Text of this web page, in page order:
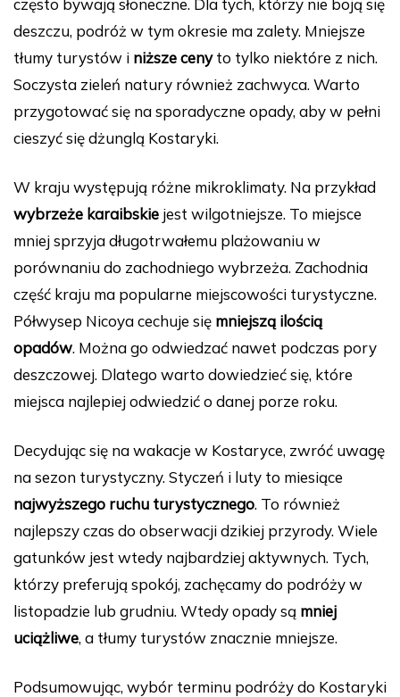
deszczu, podróż w tym okresie ma zalety. Mniejsze
tłumy turystów i niższe cenyto tylko niektóre z nich.
Soczysta zieleń natury również zachwyca. Warto
przygotować się na sporadyczne opady, aby w pełni
cieszyć się dżunglą Kostaryki.
W kraju występują różne mikroklimaty. Na przykład
wybrzeże karaibskie jest wilgotniejsze. To miejsce
mniej sprzyja długotrwałemu plażowaniu w
porównaniu do zachodniego wybrzeża. Zachodnia
część kraju ma popularne miejscowości turystyczne.
Półwysep Nicoya cechuje się mniejszą ilością
opadów. Można go odwiedzać nawet podczas pory
deszczowej. Dlatego warto dowiedzieć się, które
miejsca najlepiej odwiedzić o danej porze roku.
Decydując się na wakacje w Kostaryce, zwróć uwagę
na sezon turystyczny. Styczeń i luty to miesiące
najwyższego ruchu turystycznego. To również
najlepszy czas do obserwacji dzikiej przyrody. Wiele
gatunków jest wtedy najbardziej aktywnych. Tych,
którzy preferują spokój, zachęcamy do podróży w
listopadzie lub grudniu. Wtedy opady są mniej
uciążliwe, a tłumy turystów znacznie mniejsze.
Podsumowując, wybór terminu podróży do Kostaryki